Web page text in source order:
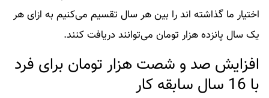
اختیار ما گذاشته اند را بین هر سال تقسیم می‌کنیم به ازای هر
یک سال پانزده هزار تومان می‌توانند دریافت کنند.
افزایش صد و شصت هزار تومان برای فرد
با 16 سال سابقه کار